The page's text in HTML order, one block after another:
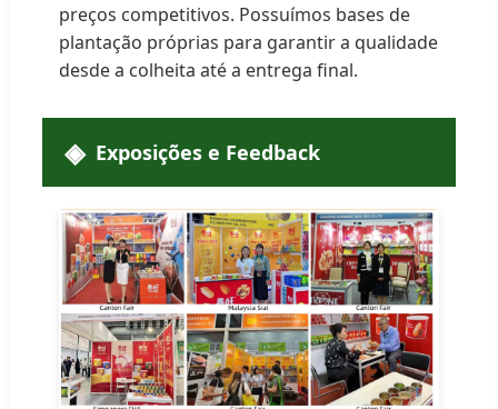
preços competitivos. Possuímos bases de
plantação próprias para garantir a qualidade
desde a colheita até a entrega final.
Exposições e Feedback